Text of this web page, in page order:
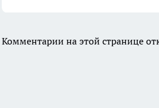
Комментарии на этой странице